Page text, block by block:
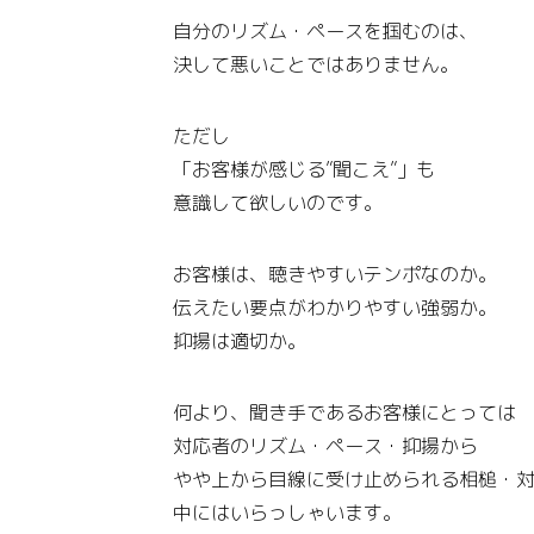
自分のリズム・ペースを掴むのは、
決して悪いことではありません。
ただし
「お客様が感じる”聞こえ”」も
意識して欲しいのです。
お客様は、聴きやすいテンポなのか。
伝えたい要点がわかりやすい強弱か。
抑揚は適切か。
何より、聞き手であるお客様にとっては
対応者のリズム・ペース・抑揚から
やや上から目線に受け止められる相槌・
中にはいらっしゃいます。